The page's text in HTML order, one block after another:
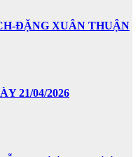
ĐẶNG XUÂN THUẬN
21/04/2026